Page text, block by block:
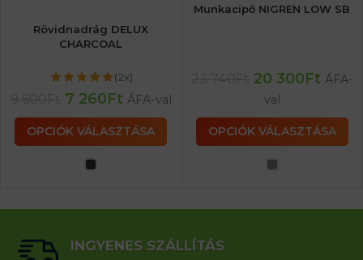
Rövidnadrág DELUX
CHARCOAL
(2x)
7 260Ft ÁFA-val
OPCIÓK VÁLASZTÁSA
Munkacipő NIGREN LOW SB
20 300Ft ÁFA-
val
OPCIÓK VÁLASZTÁSA
INGYENES SZÁLLÍTÁS